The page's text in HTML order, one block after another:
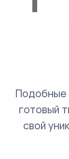
Подобные
готовый
свой